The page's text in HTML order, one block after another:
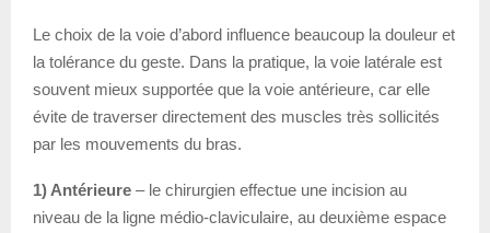
Le choix de la voie d’abord influence beaucoup la douleur et
la tolérance du geste. Dans la pratique, la voie latérale est
souvent mieux supportée que la voie antérieure, car elle
évite de traverser directement des muscles très sollicités
par les mouvements du bras.
1) Antérieure – le chirurgien effectue une incision au
niveau de la ligne médio-claviculaire, au deuxième espace